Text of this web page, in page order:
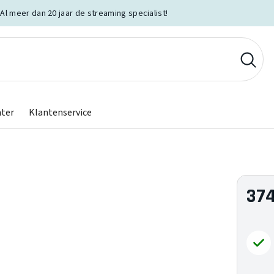
Al meer dan 20 jaar de streaming specialist!
Klantenservice